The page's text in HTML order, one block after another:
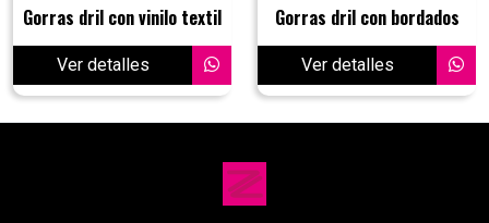
Gorras dril con vinilo textil
Ver detalles
Gorras dril con bordados
Ver detalles